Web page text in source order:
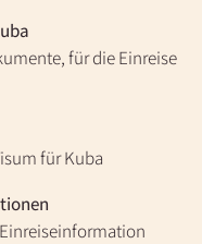
für die Einreise
für Kuba